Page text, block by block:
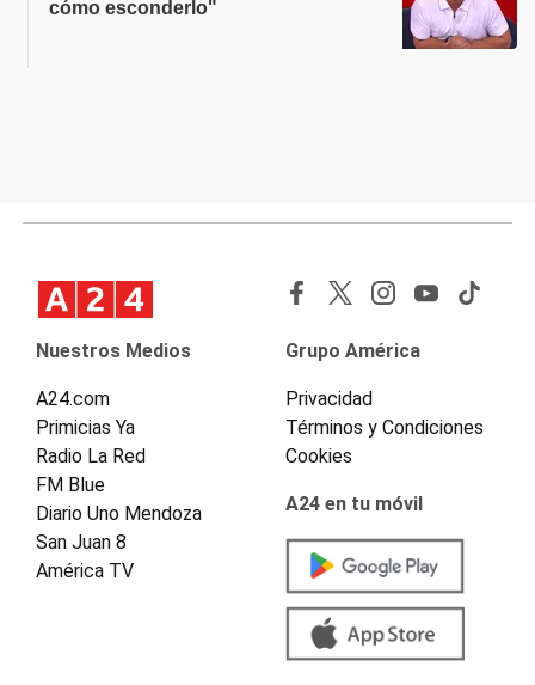
cómo esconderlo"
Nuestros Medios
A24.com
Primicias Ya
Radio La Red
FM Blue
Diario Uno Mendoza
San Juan 8
América TV
Grupo América
Privacidad
Términos y Condiciones
Cookies
A24 en tu móvil